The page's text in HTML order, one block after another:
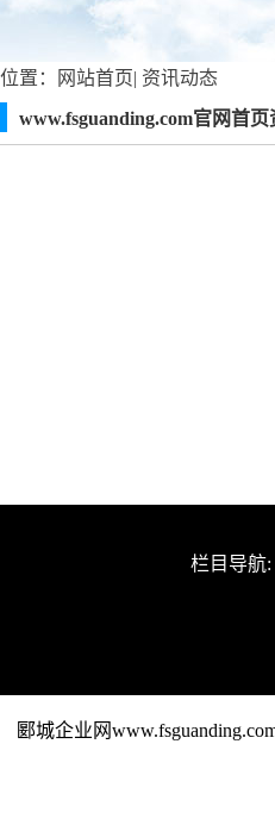
位置： 网站首页| 资讯动态
www.fsguanding.com官网首
栏目导航:
郾城企业网